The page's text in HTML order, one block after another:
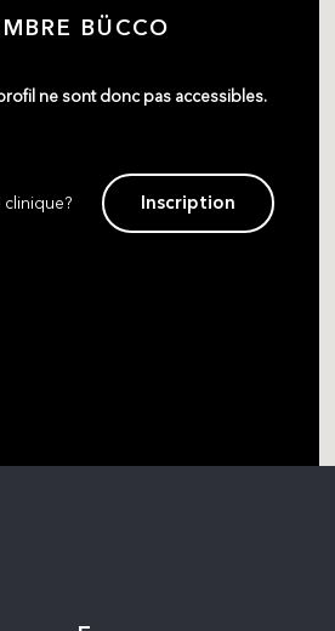
BÜCCO
ne sont donc pas accessibles.
clinique? Inscription